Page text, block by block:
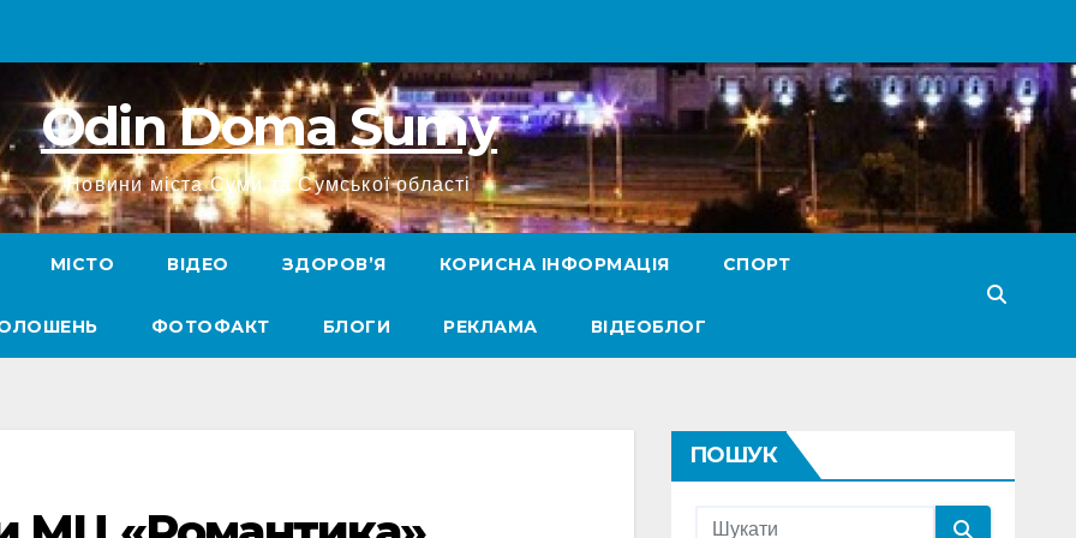
Odin Doma Sumy
Новини міста Суми та Сумської області
МІСТО ВІДЕО ЗДОРОВ’Я КОРИСНА ІНФОРМАЦІЯ СПОРТ
ФОТОФАКТ БЛОГИ РЕКЛАМА ВІДЕОБЛОГ
ПОШУК